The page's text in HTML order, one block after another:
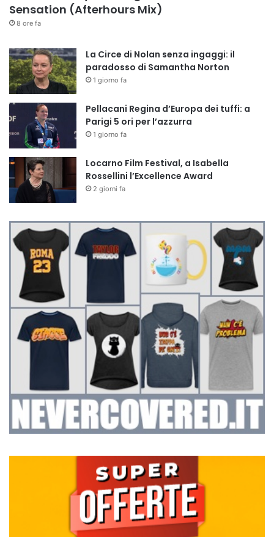
Sensation (Afterhours Mix)
8 ore fa
La Circe di Nolan senza ingaggi: il
paradosso di Samantha Norton
1 giorno fa
Pellacani Regina d’Europa dei tuffi: a
Parigi 5 ori per l’azzurra
1 giorno fa
Locarno Film Festival, a Isabella
Rossellini l’Excellence Award
2 giorni fa